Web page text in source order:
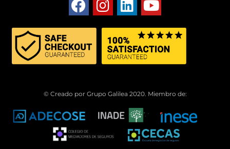
© Creado por Grupo Galilea 2020. Miembro de: